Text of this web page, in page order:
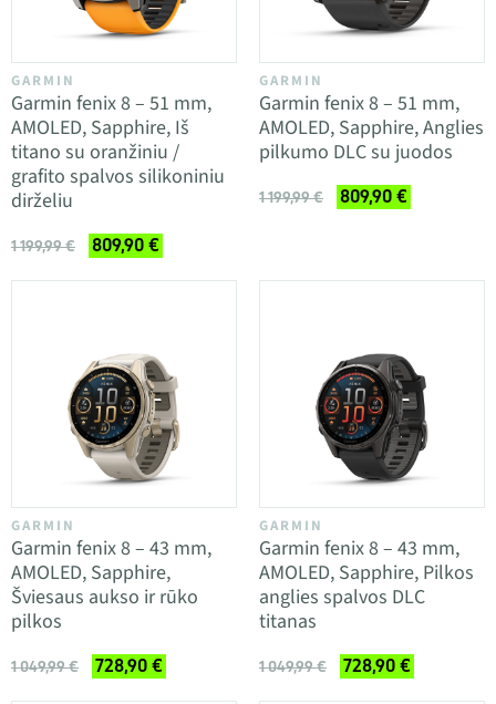
GARMIN
Garmin fenix 8 – 51 mm,
AMOLED, Sapphire, Iš
titano su oranžiniu /
grafito spalvos silikoniniu
dirželiu
1 199,99 € 809,90 €
GARMIN
Garmin fenix 8 – 51 mm,
AMOLED, Sapphire, Anglies
pilkumo DLC su juodos
1 199,99 € 809,90 €
GARMIN
Garmin fenix 8 – 43 mm,
AMOLED, Sapphire,
Šviesaus aukso ir rūko
pilkos
1 049,99 € 728,90 €
GARMIN
Garmin fenix 8 – 43 mm,
AMOLED, Sapphire, Pilkos
anglies spalvos DLC
titanas
1 049,99 € 728,90 €